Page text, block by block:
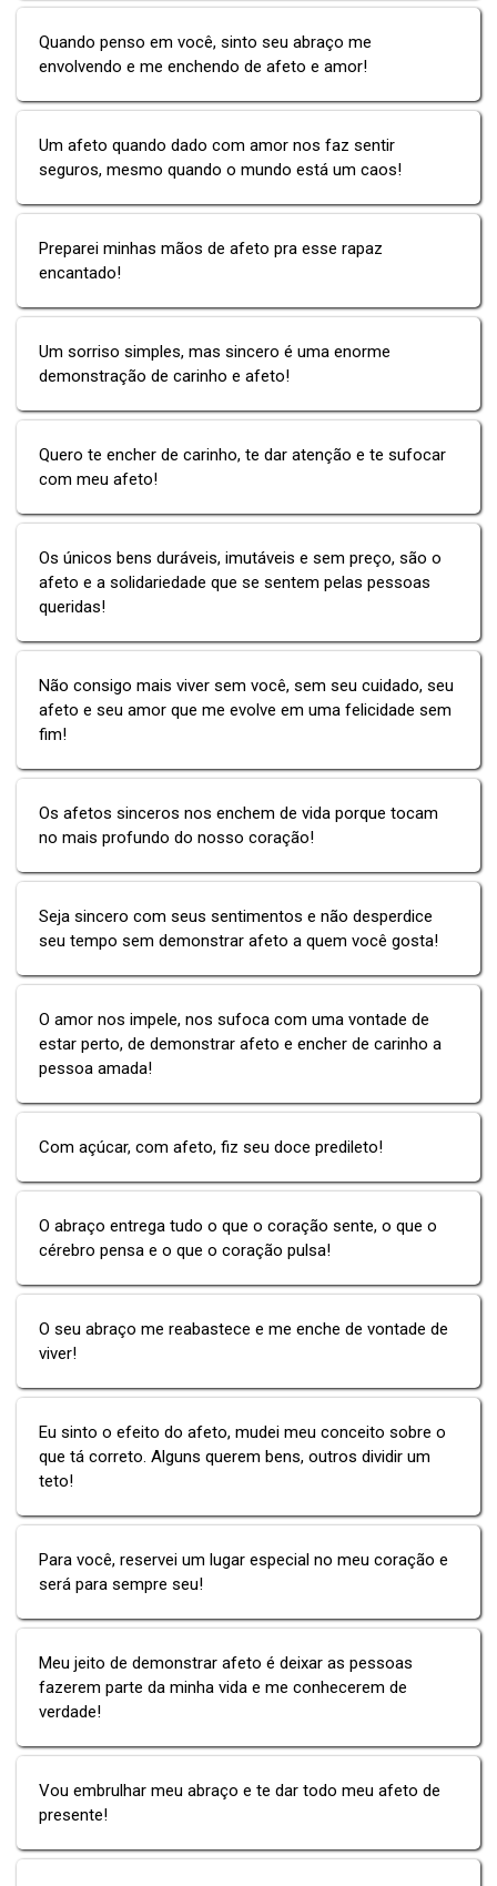
Quando penso em você, sinto seu abraço me
envolvendo e me enchendo de afeto e amor!
Um afeto quando dado com amor nos faz sentir
seguros, mesmo quando o mundo está um caos!
Preparei minhas mãos de afeto pra esse rapaz
encantado!
Um sorriso simples, mas sincero é uma enorme
demonstração de carinho e afeto!
Quero te encher de carinho, te dar atenção e te sufocar
com meu afeto!
Os únicos bens duráveis, imutáveis e sem preço, são o
afeto e a solidariedade que se sentem pelas pessoas
queridas!
Não consigo mais viver sem você, sem seu cuidado, seu
afeto e seu amor que me evolve em uma felicidade sem
fim!
Os afetos sinceros nos enchem de vida porque tocam
no mais profundo do nosso coração!
Seja sincero com seus sentimentos e não desperdice
seu tempo sem demonstrar afeto a quem você gosta!
O amor nos impele, nos sufoca com uma vontade de
estar perto, de demonstrar afeto e encher de carinho a
pessoa amada!
Com açúcar, com afeto, fiz seu doce predileto!
O abraço entrega tudo o que o coração sente, o que o
cérebro pensa e o que o coração pulsa!
O seu abraço me reabastece e me enche de vontade de
viver!
Eu sinto o efeito do afeto, mudei meu conceito sobre o
que tá correto. Alguns querem bens, outros dividir um
teto!
Para você, reservei um lugar especial no meu coração e
será para sempre seu!
Meu jeito de demonstrar afeto é deixar as pessoas
fazerem parte da minha vida e me conhecerem de
verdade!
Vou embrulhar meu abraço e te dar todo meu afeto de
presente!